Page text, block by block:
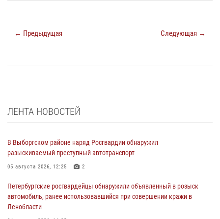
← Предыдущая Следующая →
ЛЕНТА НОВОСТЕЙ
В Выборгском районе наряд Росгвардии обнаружил
разыскиваемый преступный автотранспорт
05 августа 2026, 12:25 2
Петербургские росгвардейцы обнаружили объявленный в розыск
автомобиль, ранее использовавшийся при совершении кражи в
Ленобласти